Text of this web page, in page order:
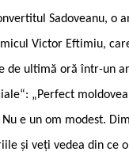
Sadoveanu, o
Victor Eftimiu,
de ultimă oră într-un
„Perfect
e un om modest.
și veți vedea din ce